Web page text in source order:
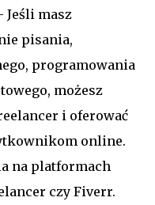
Jeśli masz
pisania,
programowania
możesz
i oferować
online.
na platformach
czy Fiverr.